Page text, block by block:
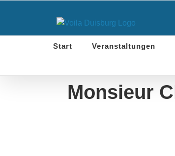
Start Veranstaltungen
Monsieur